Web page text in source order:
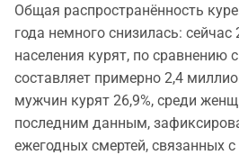
Общая распространённость
года немного снизилась: сейчас
населения курят, по сравнению
составляет примерно 2,4
мужчин курят 26,9%, среди
последним данным,
ежегодных смертей, связанных